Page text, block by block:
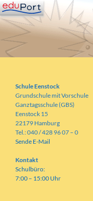
Zum
Inhalt
springen
Grundschule mit Vorschule
Schule Eenstock
Grundschule mit Vorschule
Ganztagsschule (GBS)
Eenstock 15
22179 Hamburg
Tel.: 040 / 428 96 07 – 0
Sende E-Mail
Kontakt
Schulbüro:
7:00 – 15:00 Uhr